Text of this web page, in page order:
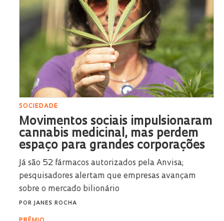
SOCIEDADE
Movimentos sociais impulsionaram
cannabis medicinal, mas perdem
espaço para grandes corporações
Já são 52 fármacos autorizados pela Anvisa;
pesquisadores alertam que empresas avançam
sobre o mercado bilionário
POR JANES ROCHA